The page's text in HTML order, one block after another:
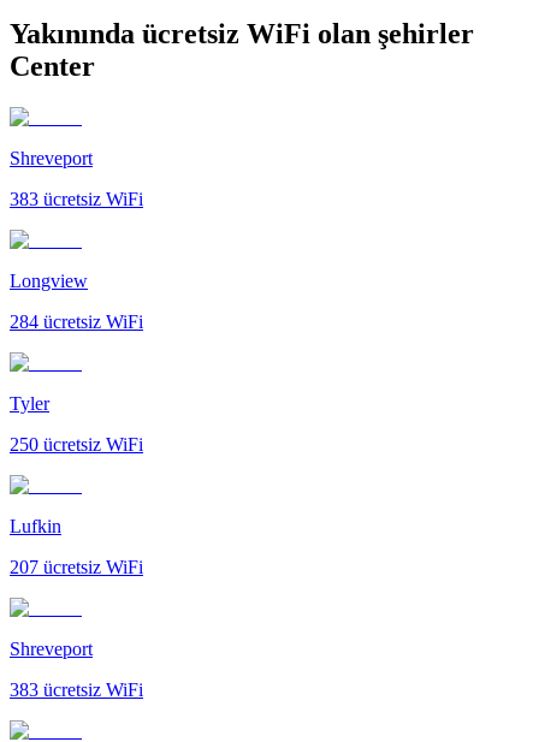
Yakınında ücretsiz WiFi olan şehirler
Center
Shreveport
383 ücretsiz WiFi
Longview
284 ücretsiz WiFi
Tyler
250 ücretsiz WiFi
Lufkin
207 ücretsiz WiFi
Shreveport
383 ücretsiz WiFi